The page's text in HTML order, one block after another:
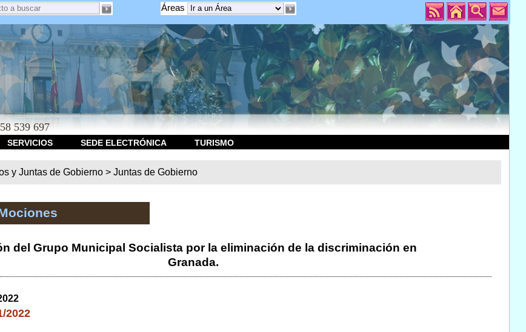
Áreas
539 697
SERVICIOS SEDE ELECTRÓNICA TURISMO
y Juntas de Gobierno >Juntas de Gobierno
del Grupo Municipal Socialista por la eliminación de la discriminación en
Granada.
2022